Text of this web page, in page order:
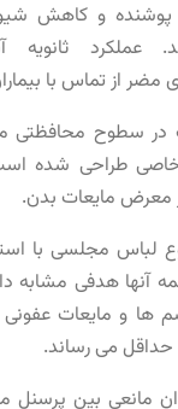
پوشنده و کاهش
عملکرد ثانویه
مضر از تماس با
در سطوح محافظتی
طراحی شده
معرض مایعات بدن.
لباس مجلسی با
آنها هدفی مشابه
ها و مایعات
حداقل می رساند.
مانعی بین پرسنل